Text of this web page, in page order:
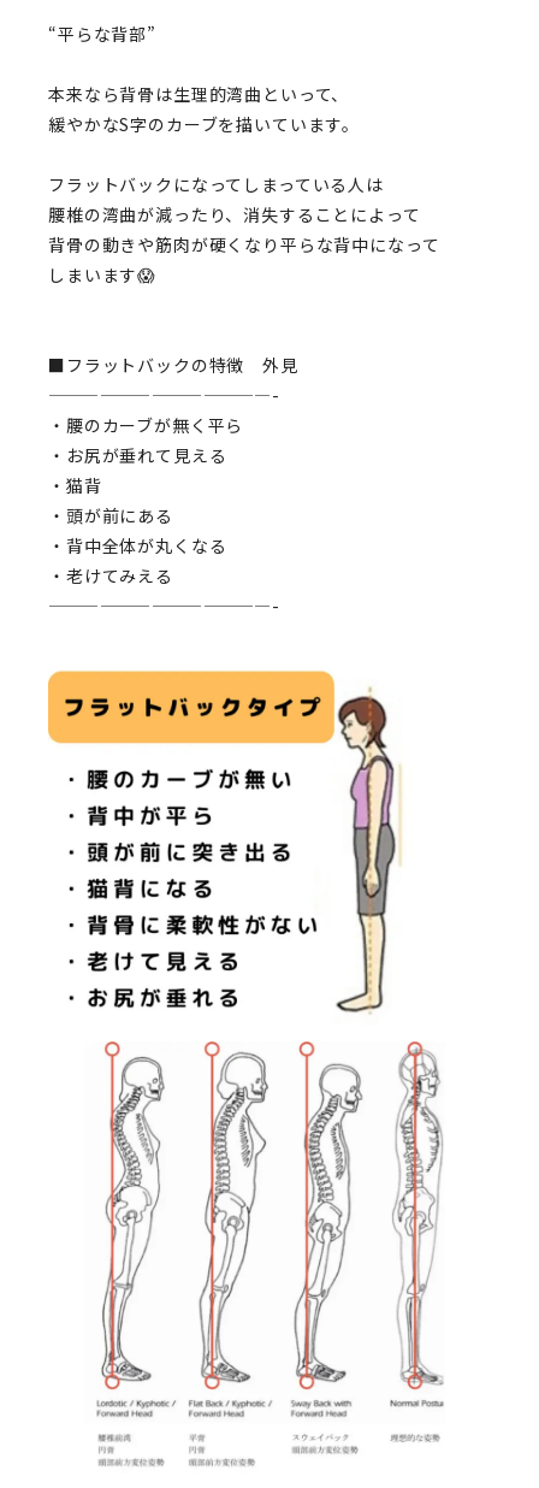
“平らな背部”
本来なら背骨は生理的湾曲といって、
緩やかなS字のカーブを描いています。
フラットバックになってしまっている人は
腰椎の湾曲が減ったり、消失することによって
背骨の動きや筋肉が硬くなり平らな背中になって
しまいます😱
■フラットバックの特徴 外見
—————————————-
・腰のカーブが無く平ら
・お尻が垂れて見える
・猫背
・頭が前にある
・背中全体が丸くなる
・老けてみえる
—————————————-